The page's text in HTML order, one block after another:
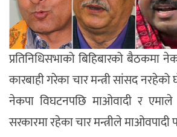
प्रतिनिधिसभाको बिहिबारको बैठकमा
कारबाही गरेका चार मन्त्री सांसद
नेकपा विघटनपछि माओवादी र
सरकारमा रहेका चार मन्त्रीले माओवपादी